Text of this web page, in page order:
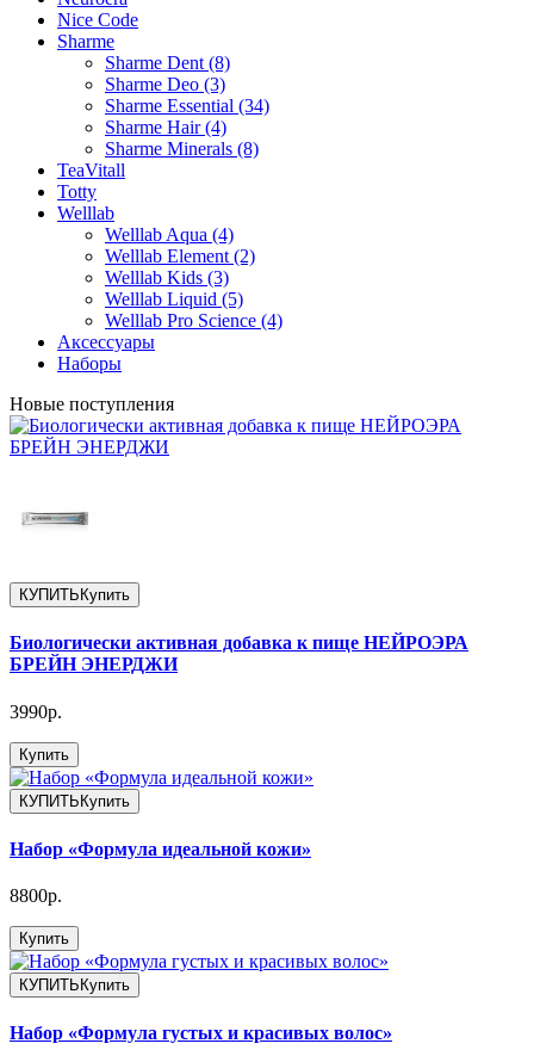
Nice Code
Sharme
Sharme Dent (8)
Sharme Deo (3)
Sharme Essential (34)
Sharme Hair (4)
Sharme Minerals (8)
TeaVitall
Totty
Welllab
Welllab Aqua (4)
Welllab Element (2)
Welllab Kids (3)
Welllab Liquid (5)
Welllab Pro Science (4)
Аксессуары
Наборы
Новые поступления
КУПИТЬ Купить
Биологически активная добавка к пище НЕЙРОЭРА
БРЕЙН ЭНЕРДЖИ
3990р.
Купить
КУПИТЬКупить
Набор «Формула идеальной кожи»
8800р.
Купить
КУПИТЬ Купить
Набор «Формула густых и красивых волос»